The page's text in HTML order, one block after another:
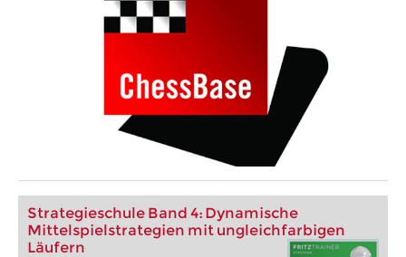
Strategieschule Band 4: Dynamische
Mittelspielstrategien mit ungleichfarbigen
Läufern